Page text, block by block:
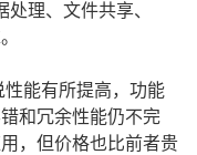
理、文件共享、
能有所提高，功能
和冗余性能仍不完
，但价格也比前者贵